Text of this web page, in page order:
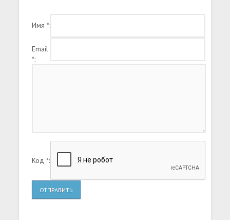
Имя *:
Email
*:
Код *:
ОТПРАВИТЬ